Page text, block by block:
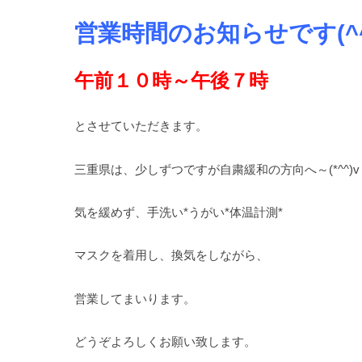
営業時間のお知らせです
午前１０時～午後７時
とさせていただきます。
三重県は、少しずつですが自粛緩和の方向へ～(*^^)v
気を緩めず、手洗い*うがい*体温計測*
マスクを着用し、換気をしながら、
営業してまいります。
どうぞよろしくお願い致します。